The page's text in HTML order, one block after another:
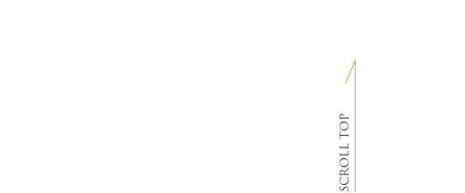
SCROLL TOP